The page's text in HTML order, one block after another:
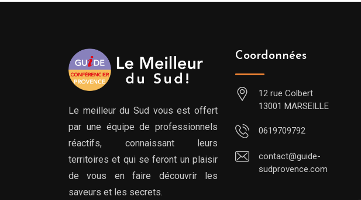
Le meilleur du Sud vous est offert
par une équipe de professionnels
réactifs, connaissant leurs
territoires et qui se feront un plaisir
de vous en faire découvrir les
saveurs et les secrets.
Coordonnées
12 rue Colbert
13001 MARSEILLE
0619709792
contact@guide-
sudprovence.com